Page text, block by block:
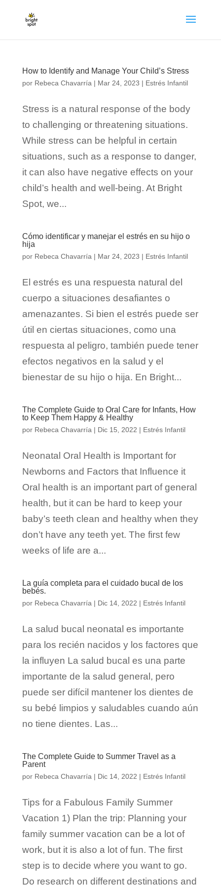
How to Identify and Manage Your Child’s Stress
por Rebeca Chavarría | Mar 24, 2023 | Estrés Infantil
Stress is a natural response of the body
to challenging or threatening situations.
While stress can be helpful in certain
situations, such as a response to danger,
it can also have negative effects on your
child’s health and well-being. At Bright
Spot, we...
Cómo identificar y manejar el estrés en su hijo o
hija
por Rebeca Chavarría | Mar 24, 2023 | Estrés Infantil
El estrés es una respuesta natural del
cuerpo a situaciones desafiantes o
amenazantes. Si bien el estrés puede ser
útil en ciertas situaciones, como una
respuesta al peligro, también puede tener
efectos negativos en la salud y el
bienestar de su hijo o hija. En Bright...
The Complete Guide to Oral Care for Infants, How
to Keep Them Happy & Healthy
por Rebeca Chavarría | Dic 15, 2022 | Estrés Infantil
Neonatal Oral Health is Important for
Newborns and Factors that Influence it
Oral health is an important part of general
health, but it can be hard to keep your
baby’s teeth clean and healthy when they
don’t have any teeth yet. The first few
weeks of life are a...
La guía completa para el cuidado bucal de los
bebés.
por Rebeca Chavarría | Dic 14, 2022 | Estrés Infantil
La salud bucal neonatal es importante
para los recién nacidos y los factores que
la influyen La salud bucal es una parte
importante de la salud general, pero
puede ser difícil mantener los dientes de
su bebé limpios y saludables cuando aún
no tiene dientes. Las...
The Complete Guide to Summer Travel as a
Parent
por Rebeca Chavarría | Dic 14, 2022 | Estrés Infantil
Tips for a Fabulous Family Summer
Vacation 1) Plan the trip: Planning your
family summer vacation can be a lot of
work, but it is also a lot of fun. The first
step is to decide where you want to go.
Do research on different destinations and